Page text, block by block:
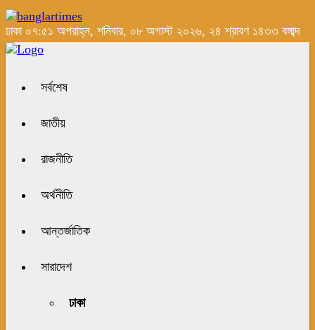
ঢাকা ০৭:৫১ অপরাহ্ন, শনিবার, ০৮ অগাস্ট ২০২৬, ২৪ শ্রাবণ ১৪৩৩ বঙ্গাব্দ
সর্বশেষ
জাতীয়
রাজনীতি
অর্থনীতি
আন্তর্জাতিক
সারাদেশ
ঢাকা